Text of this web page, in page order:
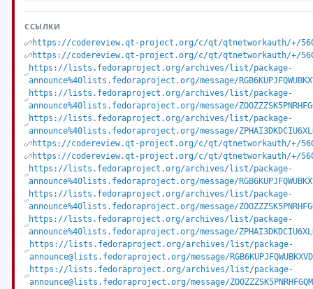
ССЫЛКИ
https://codereview.qt-project.org/c/qt/qtnetworkauth/+/
https://codereview.qt-project.org/c/qt/qtnetworkauth/+/
https://lists.fedoraproject.org/archives/list/package-
announce%40lists.fedoraproject.org/message/
https://lists.fedoraproject.org/archives/list/package-
announce%40lists.fedoraproject.org/message/
https://lists.fedoraproject.org/archives/list/package-
announce%40lists.fedoraproject.org/message/
https://codereview.qt-project.org/c/qt/qtnetworkauth/+/
https://codereview.qt-project.org/c/qt/qtnetworkauth/+/
https://lists.fedoraproject.org/archives/list/package-
announce%40lists.fedoraproject.org/message/
https://lists.fedoraproject.org/archives/list/package-
announce%40lists.fedoraproject.org/message/
https://lists.fedoraproject.org/archives/list/package-
announce%40lists.fedoraproject.org/message/
https://lists.fedoraproject.org/archives/list/package-
announce@lists.fedoraproject.org/message/
https://lists.fedoraproject.org/archives/list/package-
announce@lists.fedoraproject.org/message/